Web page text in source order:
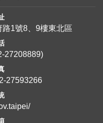
1號8、9樓東北區
27208889)
27593266